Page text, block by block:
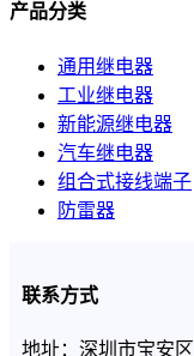
产品分类
通用继电器
工业继电器
新能源继电器
汽车继电器
组合式接线端子
防雷器
联系方式
地址：深圳市宝安